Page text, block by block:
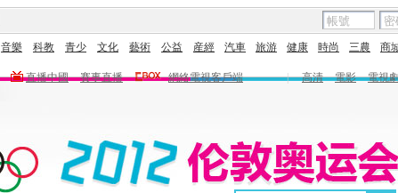
音樂 科教 青少 文化 藝術 公益 産經 汽車 旅游 健康 時尚 三農 商
直播中國 賽事直播 網絡電視客戶端 | 高清 電影
電視